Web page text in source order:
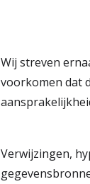
Wij streven
voorkomen dat
Verwijzingen,